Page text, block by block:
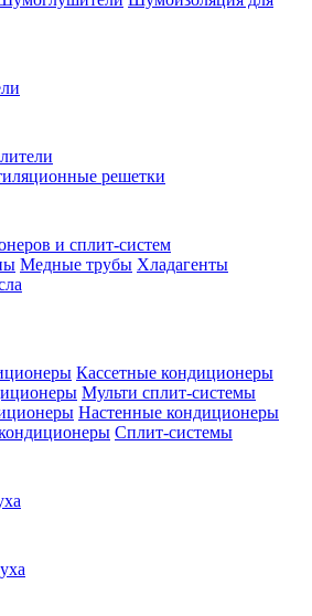
решетки
и сплит-систем
Медные трубы Хладагенты
Кассетные кондиционеры
Мульти сплит-системы
Настенные кондиционеры
Сплит-системы